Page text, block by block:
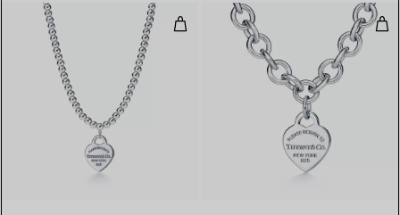
Kugelhalskette mit